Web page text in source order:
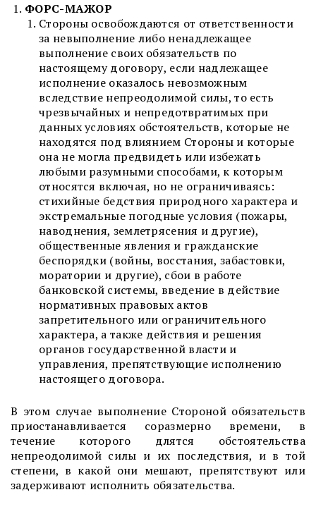
ФОРС-МАЖОР
Стороны освобождаются от ответственности
за невыполнение либо ненадлежащее
выполнение своих обязательств по
настоящему договору, если надлежащее
исполнение оказалось невозможным
вследствие непреодолимой силы, то есть
чрезвычайных и непредотвратимых при
данных условиях обстоятельств, которые не
находятся под влиянием Стороны и которые
она не могла предвидеть или избежать
любыми разумными способами, к которым
относятся включая, но не ограничиваясь:
стихийные бедствия природного характера и
экстремальные погодные условия (пожары,
наводнения, землетрясения и другие),
общественные явления и гражданские
беспорядки (войны, восстания, забастовки,
моратории и другие), сбои в работе
банковской системы, введение в действие
нормативных правовых актов
запретительного или ограничительного
характера, а также действия и решения
органов государственной власти и
управления, препятствующие исполнению
настоящего договора.
В этом случае выполнение Стороной обязательств
приостанавливается соразмерно времени, в
течение которого длятся обстоятельства
непреодолимой силы и их последствия, и в той
степени, в какой они мешают, препятствуют или
задерживают исполнить обязательства.